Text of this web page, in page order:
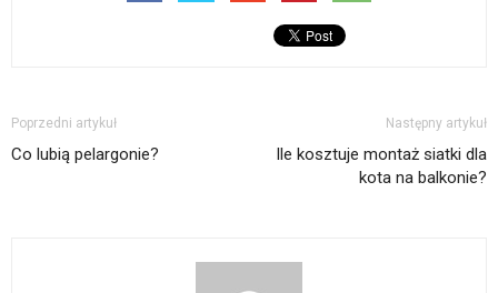
Poprzedni artykuł
Co lubią pelargonie?
Następny artykuł
Ile kosztuje montaż siatki dla
kota na balkonie?